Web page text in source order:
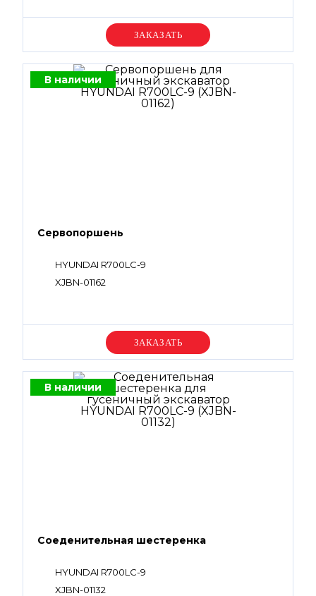
Уточняйте цену
В наличии
Сервопоршень
HYUNDAI R700LC-9
XJBN-01162
Уточняйте цену
В наличии
Соеденительная шестеренка
HYUNDAI R700LC-9
XJBN-01132